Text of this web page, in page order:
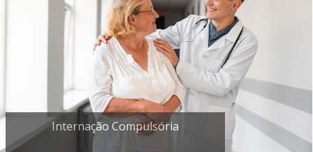
Internação Compulsória